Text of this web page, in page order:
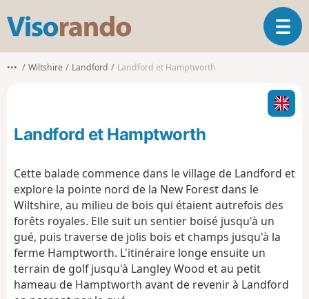
s
o
o
O
u
i
r
l
v
g
n
••• Wiltshire Landford Landford et Hamptworth
Landford et Hamptworth
Cette balade commence dans le village de Landford et
explore la pointe nord de la New Forest dans le
Wiltshire, au milieu de bois qui étaient autrefois des
forêts royales. Elle suit un sentier boisé jusqu'à un
gué, puis traverse de jolis bois et champs jusqu'à la
ferme Hamptworth. L'itinéraire longe ensuite un
terrain de golf jusqu'à Langley Wood et au petit
hameau de Hamptworth avant de revenir à Landford